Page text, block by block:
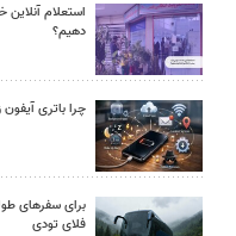
استعلام آنلاین
دهیم؟
چرا باتری آیفون زود
برای سفرهای
فلای تودی